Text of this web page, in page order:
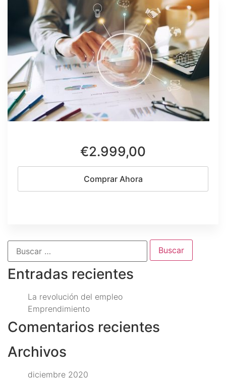
€2.999,00
Comprar Ahora
Entradas recientes
La revolución del empleo
Emprendimiento
Comentarios recientes
Archivos
diciembre 2020